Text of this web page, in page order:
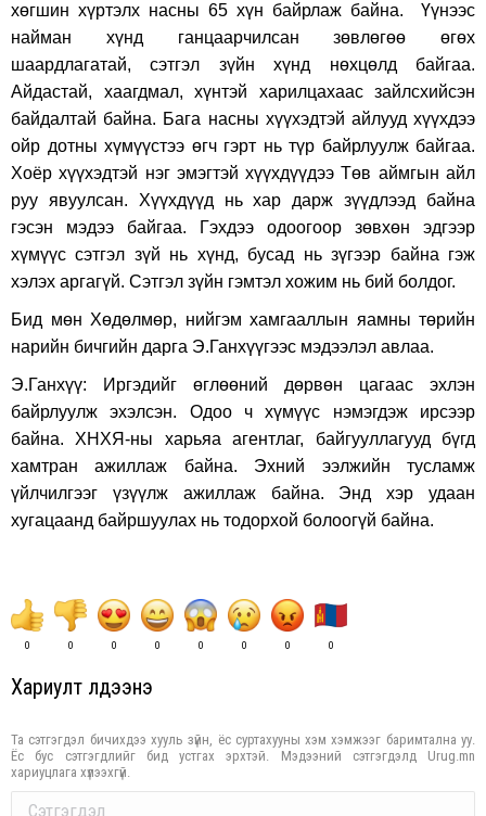
хөгшин хүртэлх насны 65 хүн байрлаж байна. Үүнээс
найман хүнд ганцаарчилсан зөвлөгөө өгөх
шаардлагатай, сэтгэл зүйн хүнд нөхцөлд байгаа.
Айдастай, хаагдмал, хүнтэй харилцахаас зайлсхийсэн
байдалтай байна. Бага насны хүүхэдтэй айлууд хүүхдээ
ойр дотны хүмүүстээ өгч гэрт нь түр байрлуулж байгаа.
Хоёр хүүхэдтэй нэг эмэгтэй хүүхдүүдээ Төв аймгын айл
руу явуулсан. Хүүхдүүд нь хар дарж зүүдлээд байна
гэсэн мэдээ байгаа. Гэхдээ одоогоор зөвхөн эдгээр
хүмүүс сэтгэл зүй нь хүнд, бусад нь зүгээр байна гэж
хэлэх аргагүй. Сэтгэл зүйн гэмтэл хожим нь бий болдог.
Бид мөн Хөдөлмөр, нийгэм хамгааллын яамны төрийн
нарийн бичгийн дарга Э.Ганхүүгээс мэдээлэл авлаа.
Э.Ганхүү: Иргэдийг өглөөний дөрвөн цагаас эхлэн
байрлуулж эхэлсэн. Одоо ч хүмүүс нэмэгдэж ирсээр
байна. ХНХЯ-ны харьяа агентлаг, байгууллагууд бүгд
хамтран ажиллаж байна. Эхний ээлжийн тусламж
үйлчилгээг үзүүлж ажиллаж байна. Энд хэр удаан
хугацаанд байршуулах нь тодорхой болоогүй байна.
0 0 0 0 0 0 0 0
Хариулт үлдээнэ үү
Та сэтгэгдэл бичихдээ хууль зүйн, ёс суртахууны хэм хэмжээг баримтална уу.
Ёс бус сэтгэгдлийг бид устгах эрхтэй. Мэдээний сэтгэгдэлд Urug.mn
хариуцлага хүлээхгүй.
Comment